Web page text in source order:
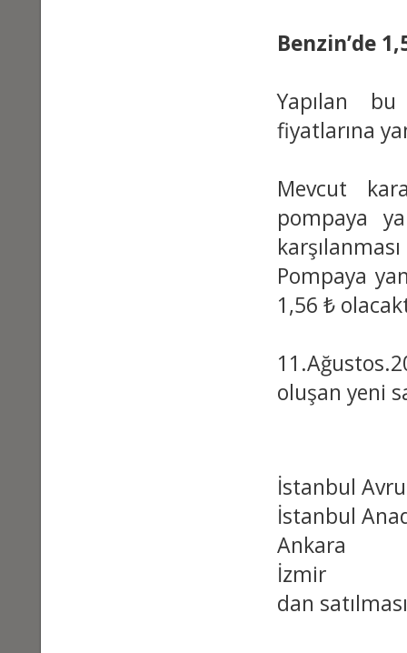
Benzin’de
Yapılan
fiyatlarına
Mevcut
pompaya
Pompaya
1,56 ₺
oluşan yeni
İstanbul
İstanbul
İzmir
dan